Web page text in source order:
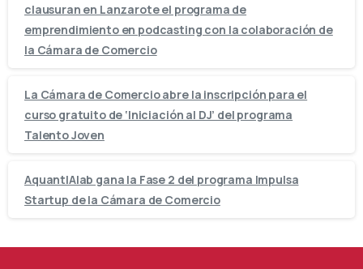
clausuran en Lanzarote el programa de
emprendimiento en podcasting con la colaboración de
la Cámara de Comercio
La Cámara de Comercio abre la inscripción para el
curso gratuito de ‘Iniciación al DJ’ del programa
Talento Joven
AquantIAlab gana la Fase 2 del programa Impulsa
Startup de la Cámara de Comercio